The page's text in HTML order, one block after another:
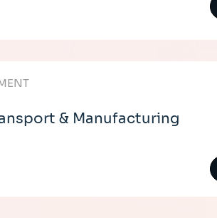
& Manufacturing